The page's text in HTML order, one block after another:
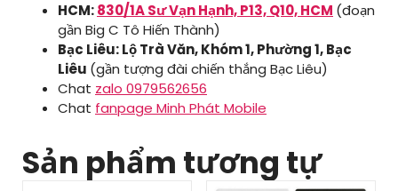
HCM:830/1A Sư Vạn Hạnh, P13, Q10, HCM (đoạn
gần Big C Tô Hiến Thành)
Bạc Liêu: Lộ Trà Văn, Khóm 1, Phường 1, Bạc
Liêu (gần tượng đài chiến thắng Bạc Liêu)
Chat zalo 0979562656
Chat fanpage Minh Phát Mobile
Sản phẩm tương tự